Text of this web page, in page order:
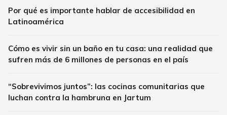
Por qué es importante hablar de accesibilidad en
Latinoamérica
Cómo es vivir sin un baño en tu casa: una realidad que
sufren más de 6 millones de personas en el país
“Sobrevivimos juntos”: las cocinas comunitarias que
luchan contra la hambruna en Jartum